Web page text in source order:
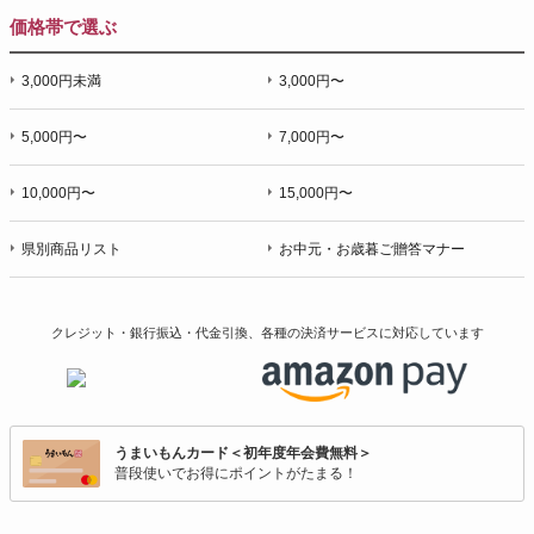
価格帯で選ぶ
3,000円未満 3,000円〜
5,000円〜 7,000円〜
10,000円〜 15,000円〜
県別商品リスト お中元・お歳暮ご贈答マナー
クレジット・銀行振込・代金引換、各種の決済サービスに対応しています
うまいもんカード＜初年度年会費無料＞
普段使いでお得にポイントがたまる！